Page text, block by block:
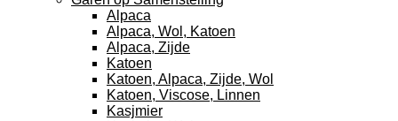
Alpaca
Alpaca, Wol, Katoen
Alpaca, Zijde
Katoen
Katoen, Alpaca, Zijde, Wol
Katoen, Viscose, Linnen
Kasjmier